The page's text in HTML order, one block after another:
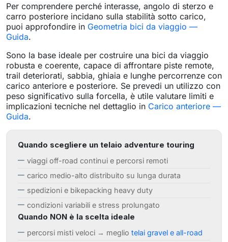
Per comprendere perché interasse, angolo di sterzo e
carro posteriore incidano sulla stabilità sotto carico,
puoi approfondire in Geometria bici da viaggio —
Guida.
Sono la base ideale per costruire una bici da viaggio
robusta e coerente, capace di affrontare piste remote,
trail deteriorati, sabbia, ghiaia e lunghe percorrenze con
carico anteriore e posteriore. Se prevedi un utilizzo con
peso significativo sulla forcella, è utile valutare limiti e
implicazioni tecniche nel dettaglio in Carico anteriore —
Guida.
Quando scegliere un telaio adventure touring
viaggi off-road continui e percorsi remoti
carico medio-alto distribuito su lunga durata
spedizioni e bikepacking heavy duty
condizioni variabili e stress prolungato
Quando NON è la scelta ideale
percorsi misti veloci → meglio telai gravel e all-road